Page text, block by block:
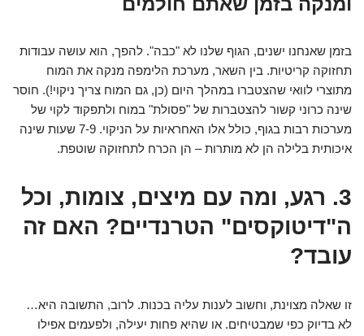
בזמן שאנחנו ישנים, הגוף שלנו לא "כבה". להפך, הוא עושה עבודות
תחזוקה קריטיות. בין השאר, מערכת הלימפה מנקה את המוח
מתוצרי לוואי שהצטברו במהלך היום (כן, גם המוח צריך ניקוי!). חוסר
שינה כרוני קשור להצטברות של "פסולת" במוח ולתפקוד לקוי של
מערכות רבות בגוף, כולל אלו האחראיות על הניקוי. 7-9 שעות שינה
איכותית בלילה הן לא מותרות – הן הכרח לתחזוקה שוטפת.
3. רגע, ומה עם מיצים, צומות, וכל
ה"דיטוקסים" הטרנדיים? האם זה
עובד?
זו שאלה מצוינת, וחשוב לענות עליה בכנות. לרוב, התשובה היא…
לא בדיוק כפי שמבטיחים. או שהיא פחות יעילה, ולפעמים אפילו